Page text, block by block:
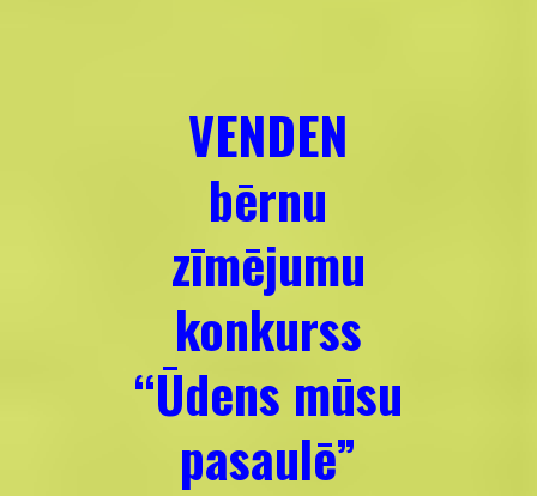
VENDEN
bērnu
zīmējumu
konkurss
“Ūdens mūsu
pasaulē”